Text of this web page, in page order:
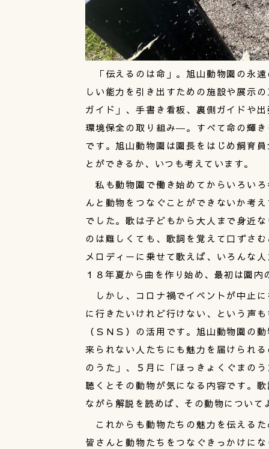
「伝えるのは命」。旭山動物園の永
しい能力を引き出すための施設や展示
ガイド」、手書き看板、裏側ガイドや
環境保全の取り組み―。すべて命の輝
です。旭山動物園は園長をはじめ飼育
とができるか、いつも考えています。
私も動物園で働き始めてからいろい
んと動物をつなぐことができないか考
でした。歌は子どもから大人まで身近
のは難しくても、歌詞を覚えて口ずさ
メロディーに乗せて歌えば、いろんな
１８年夏から曲を作り始め、最初は園
しかし、コロナ禍でイベントが中止
に行きたいけれど行けない、という声
（ＳＮＳ）の活用です。旭山動物園の
来られない人たちにも魅力を届けられ
のうた」、５月に「ほっきょくぐまの
聴くとその動物が気になる内容です。
ながら解説を読めば、その動物につい
これからも動物たちの魅力を伝える
皆さんと動物たちをつなぐきっかけに